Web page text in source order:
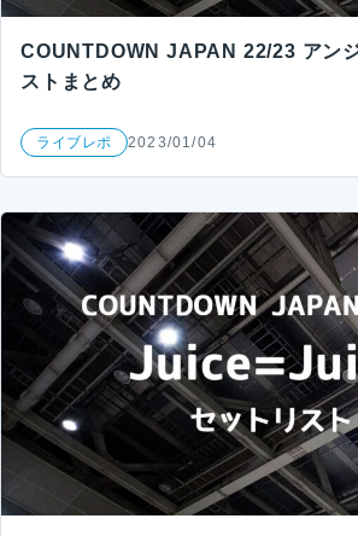
COUNTDOWN JAPAN 22/23 アン
ストまとめ
ライブレポ 2023/01/04